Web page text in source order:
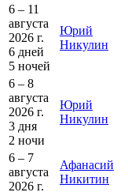
6 – 11
августа
2026 г.
6 дней
5 ночей
Юрий
Никулин
6 – 8
августа
2026 г.
3 дня
2 ночи
Юрий
Никулин
6 – 7
августа
2026 г.
Афанасий
Никитин